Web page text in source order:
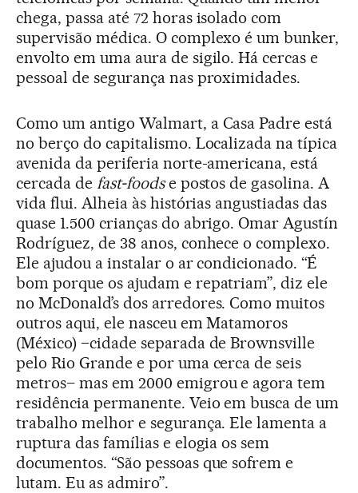
chega, passa até 72 horas isolado com
supervisão médica. O complexo é um bunker,
envolto em uma aura de sigilo. Há cercas e
pessoal de segurança nas proximidades.
Como um antigo Walmart, a Casa Padre está
no berço do capitalismo. Localizada na típica
avenida da periferia norte-americana, está
cercada de fast-foodse postos de gasolina. A
vida flui. Alheia às histórias angustiadas das
quase 1.500 crianças do abrigo. Omar Agustín
Rodríguez, de 38 anos, conhece o complexo.
Ele ajudou a instalar o ar condicionado. “É
bom porque os ajudam e repatriam”, diz ele
no McDonald’s dos arredores. Como muitos
outros aqui, ele nasceu em Matamoros
(México) –cidade separada de Brownsville
pelo Rio Grande e por uma cerca de seis
metros– mas em 2000 emigrou e agora tem
residência permanente. Veio em busca de um
trabalho melhor e segurança. Ele lamenta a
ruptura das famílias e elogia os sem
documentos. “São pessoas que sofrem e
lutam. Eu as admiro”.